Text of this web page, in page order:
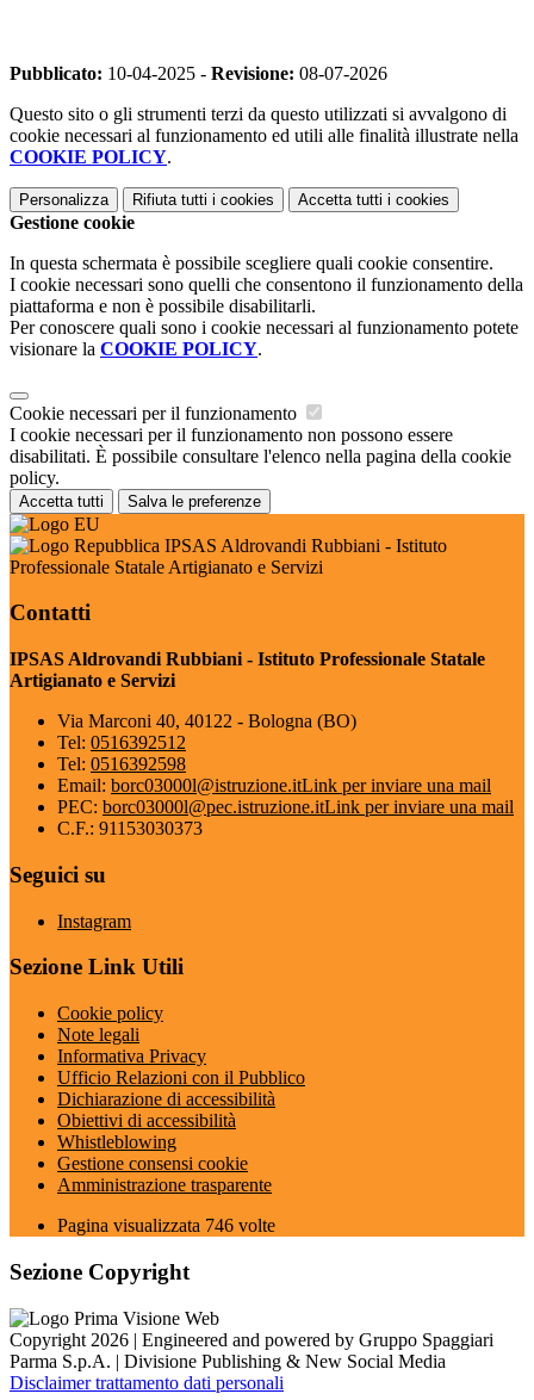
Pubblicato: 10-04-2025 - Revisione: 08-07-2026
Questo sito o gli strumenti terzi da questo utilizzati si avvalgono di
cookie necessari al funzionamento ed utili alle finalità illustrate nella
COOKIE POLICY.
Personalizza Rifiuta tutti i cookies Accetta tutti i cookies
Gestione cookie
In questa schermata è possibile scegliere quali cookie consentire.
I cookie necessari sono quelli che consentono il funzionamento della
piattaforma e non è possibile disabilitarli.
Per conoscere quali sono i cookie necessari al funzionamento potete
visionare la COOKIE POLICY.
Cookie necessari per il funzionamento
I cookie necessari per il funzionamento non possono essere
disabilitati. È possibile consultare l'elenco nella pagina della cookie
policy.
Accetta tutti Salva le preferenze
IPSAS Aldrovandi Rubbiani - Istituto
Professionale Statale Artigianato e Servizi
Contatti
IPSAS Aldrovandi Rubbiani - Istituto Professionale Statale
Artigianato e Servizi
Via Marconi 40, 40122 - Bologna (BO)
Tel: 0516392512
Tel: 0516392598
Email: borc03000l@istruzione.itLink per inviare una mail
PEC: borc03000l@pec.istruzione.itLink per inviare una mail
C.F.: 91153030373
Seguici su
Instagram
Sezione Link Utili
Cookie policy
Note legali
Informativa Privacy
Ufficio Relazioni con il Pubblico
Dichiarazione di accessibilità
Obiettivi di accessibilità
Whistleblowing
Gestione consensi cookie
Amministrazione trasparente
Pagina visualizzata 746 volte
Sezione Copyright
Copyright 2026 | Engineered and powered by Gruppo Spaggiari
Parma S.p.A. | Divisione Publishing & New Social Media
Disclaimer trattamento dati personali